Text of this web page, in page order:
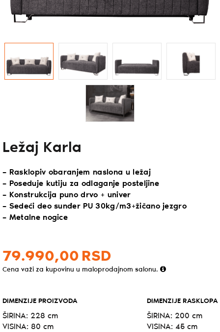
Ležaj Karla
– Rasklopiv obaranjem naslona u ležaj
– Poseduje kutiju za odlaganje posteljine
– Konstrukcija puno drvo + univer
– Sedeći deo sunđer PU 30kg/m3+žičano jezgro
– Metalne nogice
79.990,00 RSD
Cena važi za kupovinu u maloprodajnom salonu.
DIMENZIJE PROIZVODA
ŠIRINA: 228 cm
VISINA: 80 cm
DIMENZIJE RASKLOPA
ŠIRINA: 200 cm
VISINA: 45 cm